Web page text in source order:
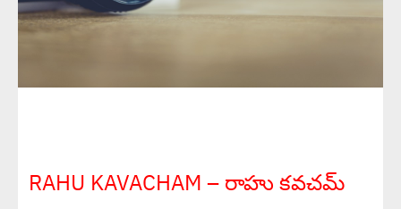
RAHU KAVACHAM – రాహు కవచమ్